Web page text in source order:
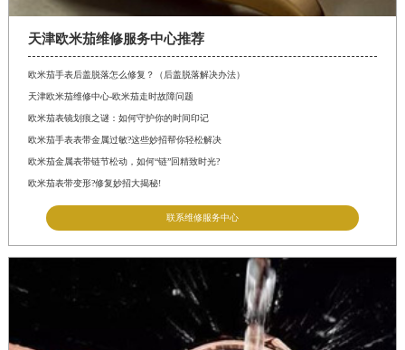
天津欧米茄维修服务中心推荐
欧米茄手表后盖脱落怎么修复？（后盖脱落解决办法）
天津欧米茄维修中心-欧米茄走时故障问题
欧米茄表镜划痕之谜：如何守护你的时间印记
欧米茄手表表带金属过敏?这些妙招帮你轻松解决
欧米茄金属表带链节松动，如何“链”回精致时光?
欧米茄表带变形?修复妙招大揭秘!
联系维修服务中心